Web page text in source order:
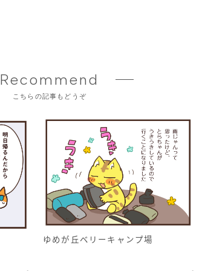
Recommend
こちらの記事もどうぞ
ゆめが丘ベリーキャンプ場